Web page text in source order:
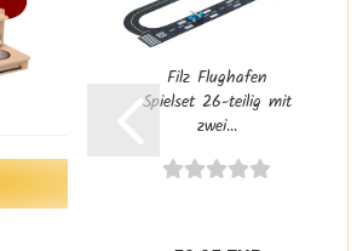
Filz Flughafen
Spielset 26-teilig mit
zwei...